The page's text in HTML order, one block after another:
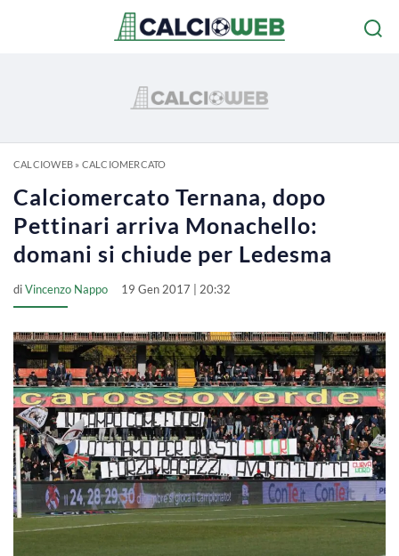
CALCIOWEB» CALCIOMERCATO
Calciomercato Ternana, dopo
Pettinari arriva Monachello:
domani si chiude per Ledesma
diVincenzo Nappo 19 Gen 2017 | 20:32